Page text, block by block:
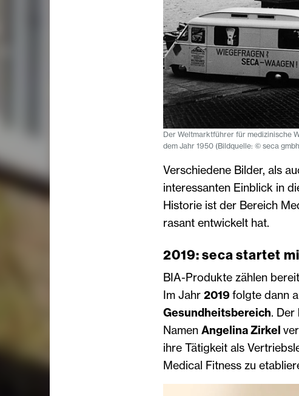
Der Weltmarktführer für medizinische
dem Jahr 1950 (Bildquelle: © seca
Verschiedene Bilder, als
interessanten Einblick in
Historie ist der Bereich
rasant entwickelt hat.
2019: seca startet
BIA-Produkte zählen
Im Jahr 2019 folgte dann
Gesundheitsbereich. Der
Namen Angelina Zirkel
ihre Tätigkeit als
Medical Fitness zu